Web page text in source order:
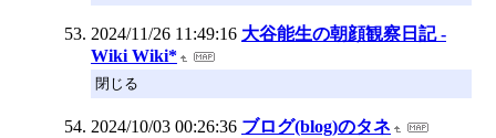
2024/11/26 11:49:16 大谷能生の朝顔観察日記 -
Wiki Wiki*
閉じる
2024/10/03 00:26:36 ブログ(blog)のタネ